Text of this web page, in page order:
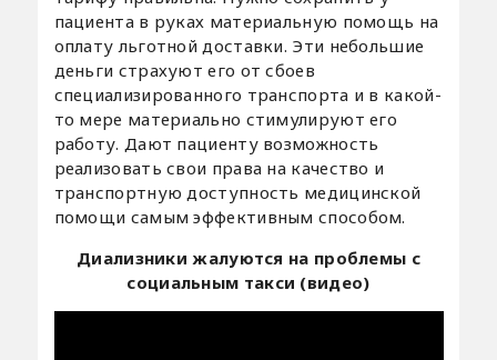
пациента в руках материальную помощь на
оплату льготной доставки. Эти небольшие
деньги страхуют его от сбоев
специализированного транспорта и в какой-
то мере материально стимулируют его
работу. Дают пациенту возможность
реализовать свои права на качество и
транспортную доступность медицинской
помощи самым эффективным способом.
Диализники жалуются на проблемы с
социальным такси (видео)